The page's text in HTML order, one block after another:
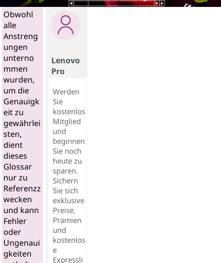
Obwohl
alle
Anstreng
ungen
unterno
mmen
wurden,
um die
Genauigk
eit zu
gewährlei
sten,
dient
dieses
Glossar
nur zu
Referenzz
wecken
und kann
Fehler
oder
Ungenaui
gkeiten
Lenovo
Pro
Werden
Sie
kostenlos
Mitglied
und
beginnen
Sie noch
heute zu
sparen.
Sichern
Sie sich
exklusive
Preise,
Prämien
und
kostenlos
e
Expressli